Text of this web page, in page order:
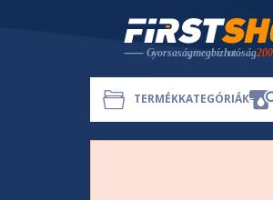
TERMÉKKATEGÓRIÁK